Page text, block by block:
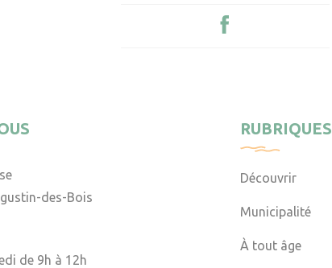
des-Bois
de 9h à 12h
RUBRIQUES
Découvrir
Municipalité
À tout âge